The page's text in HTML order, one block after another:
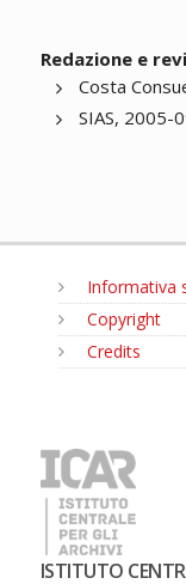
Redazione e
Costa
SIAS, 2005-
Informativa
Copyright
Credits
ISTITUTO